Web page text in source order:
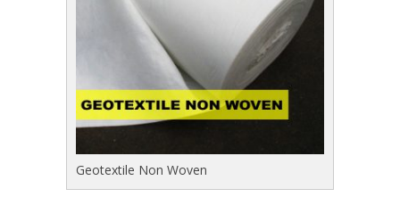
Geotextile Non Woven